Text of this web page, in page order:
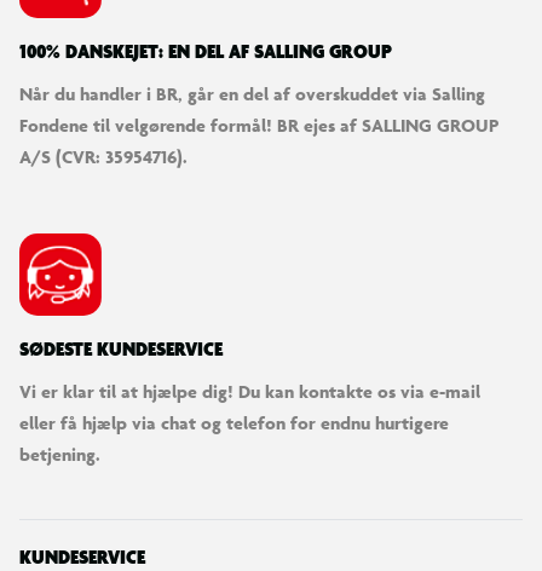
100% DANSKEJET: EN DEL AF SALLING GROUP
Når du handler i BR, går en del af overskuddet via Salling
Fondene til velgørende formål! BR ejes af SALLING GROUP
A/S (CVR: 35954716).
SØDESTE KUNDESERVICE
Vi er klar til at hjælpe dig! Du kan kontakte os via e-mail
eller få hjælp via chat og telefon for endnu hurtigere
betjening.
KUNDESERVICE